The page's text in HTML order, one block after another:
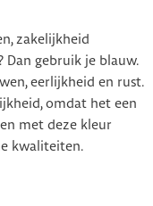
zakelijkheid
gebruik je blauw.
eerlijkheid en rust.
omdat het een
met deze kleur
kwaliteiten.